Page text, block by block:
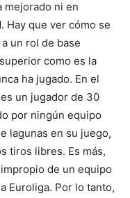
mejorado ni en
Hay que ver cómo se
un rol de base
como es la
ha jugado. En el
un jugador de 30
por ningún equipo
lagunas en su juego,
tiros libres. Es más,
de un equipo
Euroliga. Por lo tanto,